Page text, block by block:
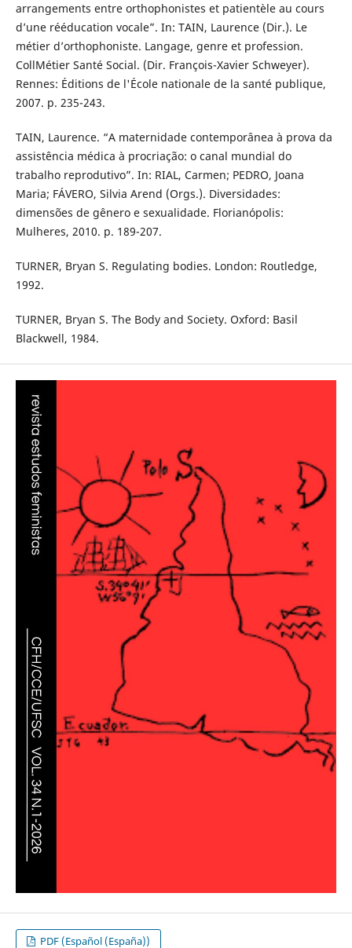
arrangements entre orthophonistes et patientèle au cours
d’une rééducation vocale”. In: TAIN, Laurence (Dir.). Le
métier d’orthophoniste. Langage, genre et profession.
CollMétier Santé Social. (Dir. François-Xavier Schweyer).
Rennes: Éditions de l'École nationale de la santé publique,
2007. p. 235-243.
TAIN, Laurence. “A maternidade contemporânea à prova da
assistência médica à procriação: o canal mundial do
trabalho reprodutivo”. In: RIAL, Carmen; PEDRO, Joana
Maria; FÁVERO, Silvia Arend (Orgs.). Diversidades:
dimensões de gênero e sexualidade. Florianópolis:
Mulheres, 2010. p. 189-207.
TURNER, Bryan S. Regulating bodies. London: Routledge,
1992.
TURNER, Bryan S. The Body and Society. Oxford: Basil
Blackwell, 1984.
PDF (Español (España))